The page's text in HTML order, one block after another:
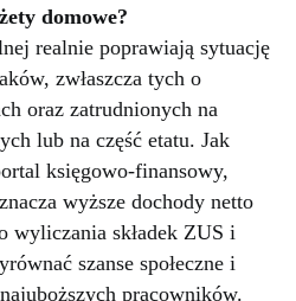
domowe?
realnie poprawiają sytuację
zwłaszcza tych o
oraz zatrudnionych na
lub na część etatu. Jak
księgowo-finansowy,
wyższe dochody netto
wyliczania składek ZUS i
szanse społeczne i
pracowników.